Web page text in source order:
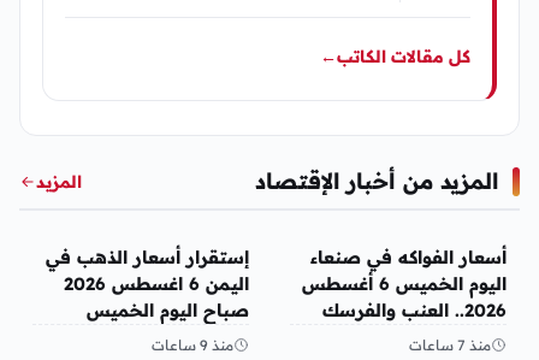
كل مقالات الكاتب←
المزيد من أخبار الإقتصاد المزيد
أخبار الإقتصاد
أسعار الفواكه في صنعاء
اليوم الخميس 6 أغسطس
2026.. العنب والفرسك
والرمان في الأسواق
منذ 7 ساعات
أخبار الإقتصاد
إستقرار أسعار الذهب في
اليمن 6 اغسطس 2026
صباح اليوم الخميس
منذ 9 ساعات